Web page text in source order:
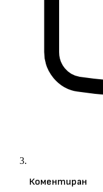
Коментиран